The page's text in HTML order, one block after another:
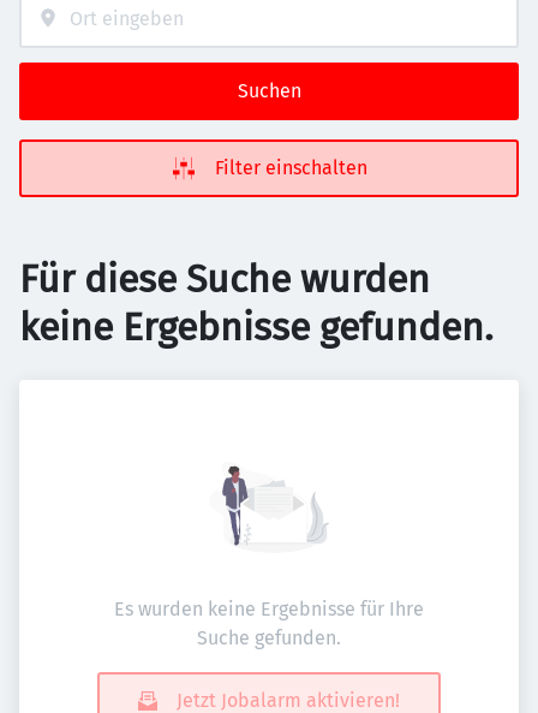
Suchen
Filter einschalten
Für diese Suche wurden
keine Ergebnisse gefunden.
Es wurden keine Ergebnisse für Ihre
Suche gefunden.
Jetzt Jobalarm aktivieren!